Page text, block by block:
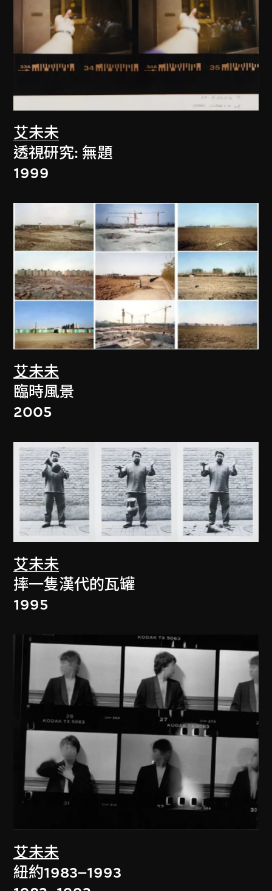
艾未未
透視研究: 無題
1999
艾未未
臨時風景
2005
艾未未
摔一隻漢代的瓦罐
1995
艾未未
紐約1983–1993